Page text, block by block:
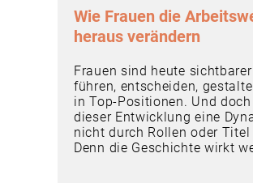
Wie Frauen die
heraus verändern
Frauen sind heute
führen, entscheiden,
in Top-Positionen. Und
dieser Entwicklung eine
nicht durch Rollen oder
Denn die Geschichte wirkt